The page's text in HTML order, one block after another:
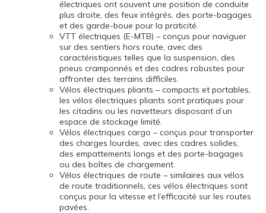
électriques ont souvent une position de conduite
plus droite, des feux intégrés, des porte-bagages
et des garde-boue pour la praticité.
VTT électriques (E-MTB) – conçus pour naviguer
sur des sentiers hors route, avec des
caractéristiques telles que la suspension, des
pneus cramponnés et des cadres robustes pour
affronter des terrains difficiles.
Vélos électriques pliants – compacts et portables,
les vélos électriques pliants sont pratiques pour
les citadins ou les navetteurs disposant d’un
espace de stockage limité.
Vélos électriques cargo – conçus pour transporter
des charges lourdes, avec des cadres solides,
des empattements longs et des porte-bagages
ou des boîtes de chargement.
Vélos électriques de route – similaires aux vélos
de route traditionnels, ces vélos électriques sont
conçus pour la vitesse et l’efficacité sur les routes
pavées.